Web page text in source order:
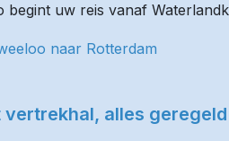
begint uw reis vanaf
naar Rotterdam
alles geregeld